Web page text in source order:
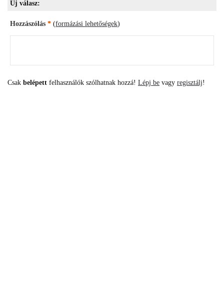
Új válasz:
Hozzászólás * (formázási lehetőségek)
Csak belépett felhasználók szólhatnak hozzá! Lépj be vagy regisztálj!